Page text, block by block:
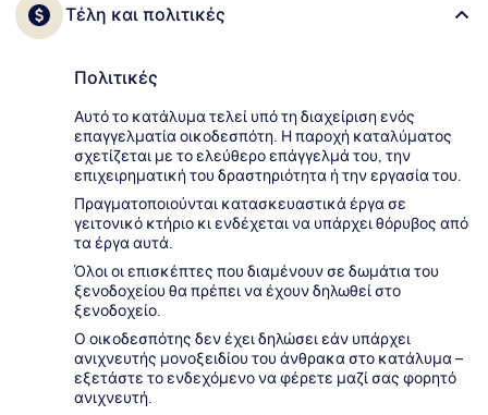
Τέλη και πολιτικές
Πολιτικές
Αυτό το κατάλυμα τελεί υπό τη διαχείριση ενός
επαγγελματία οικοδεσπότη. Η παροχή καταλύματος
σχετίζεται με το ελεύθερο επάγγελμά του, την
επιχειρηματική του δραστηριότητα ή την εργασία του.
Πραγματοποιούνται κατασκευαστικά έργα σε
γειτονικό κτήριο κι ενδέχεται να υπάρχει θόρυβος από
τα έργα αυτά.
Όλοι οι επισκέπτες που διαμένουν σε δωμάτια του
ξενοδοχείου θα πρέπει να έχουν δηλωθεί στο
ξενοδοχείο.
Ο οικοδεσπότης δεν έχει δηλώσει εάν υπάρχει
ανιχνευτής μονοξειδίου του άνθρακα στο κατάλυμα –
εξετάστε το ενδεχόμενο να φέρετε μαζί σας φορητό
ανιχνευτή.